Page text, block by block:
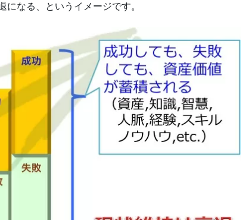
になる、というイメージです。